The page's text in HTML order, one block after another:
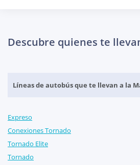
Descubre quienes te
Líneas de autobús que te llevan a la
Expreso
Conexiones Tornado
Tornado Elite
Tornado